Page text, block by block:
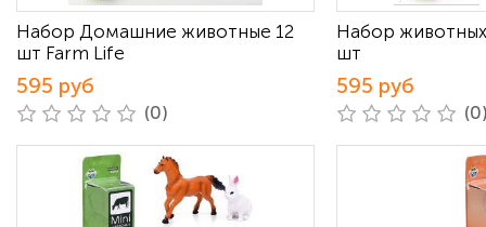
Набор Домашние животные 12
шт Farm Life
595 руб
(0)
Набор
шт
595 руб